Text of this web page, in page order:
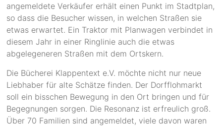
angemeldete Verkäufer erhält einen Punkt im Stadtplan,
so dass die Besucher wissen, in welchen Straßen sie
etwas erwartet. Ein Traktor mit Planwagen verbindet in
diesem Jahr in einer Ringlinie auch die etwas
abgelegeneren Straßen mit dem Ortskern.
Die Bücherei Klappentext e.V. möchte nicht nur neue
Liebhaber für alte Schätze finden. Der Dorfflohmarkt
soll ein bisschen Bewegung in den Ort bringen und für
Begegnungen sorgen. Die Resonanz ist erfreulich groß.
Über 70 Familien sind angemeldet, viele davon waren